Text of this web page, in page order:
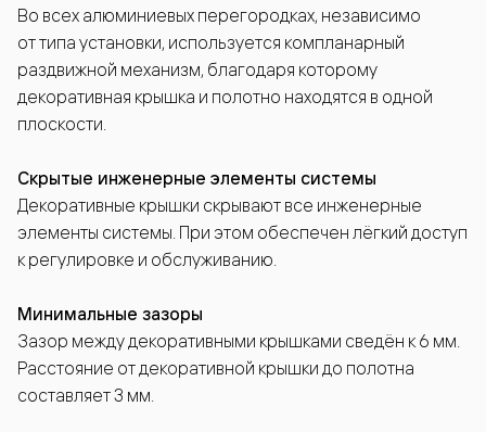
Во всех алюминиевых перегородках, независимо
от типа установки, используется компланарный
раздвижной механизм, благодаря которому
декоративная крышка и полотно находятся в одной
плоскости.
Скрытые инженерные элементы системы
Декоративные крышки скрывают все инженерные
элементы системы. При этом обеспечен лёгкий доступ
к регулировке и обслуживанию.
Минимальные зазоры
Зазор между декоративными крышками сведён к 6 мм.
Расстояние от декоративной крышки до полотна
составляет 3 мм.